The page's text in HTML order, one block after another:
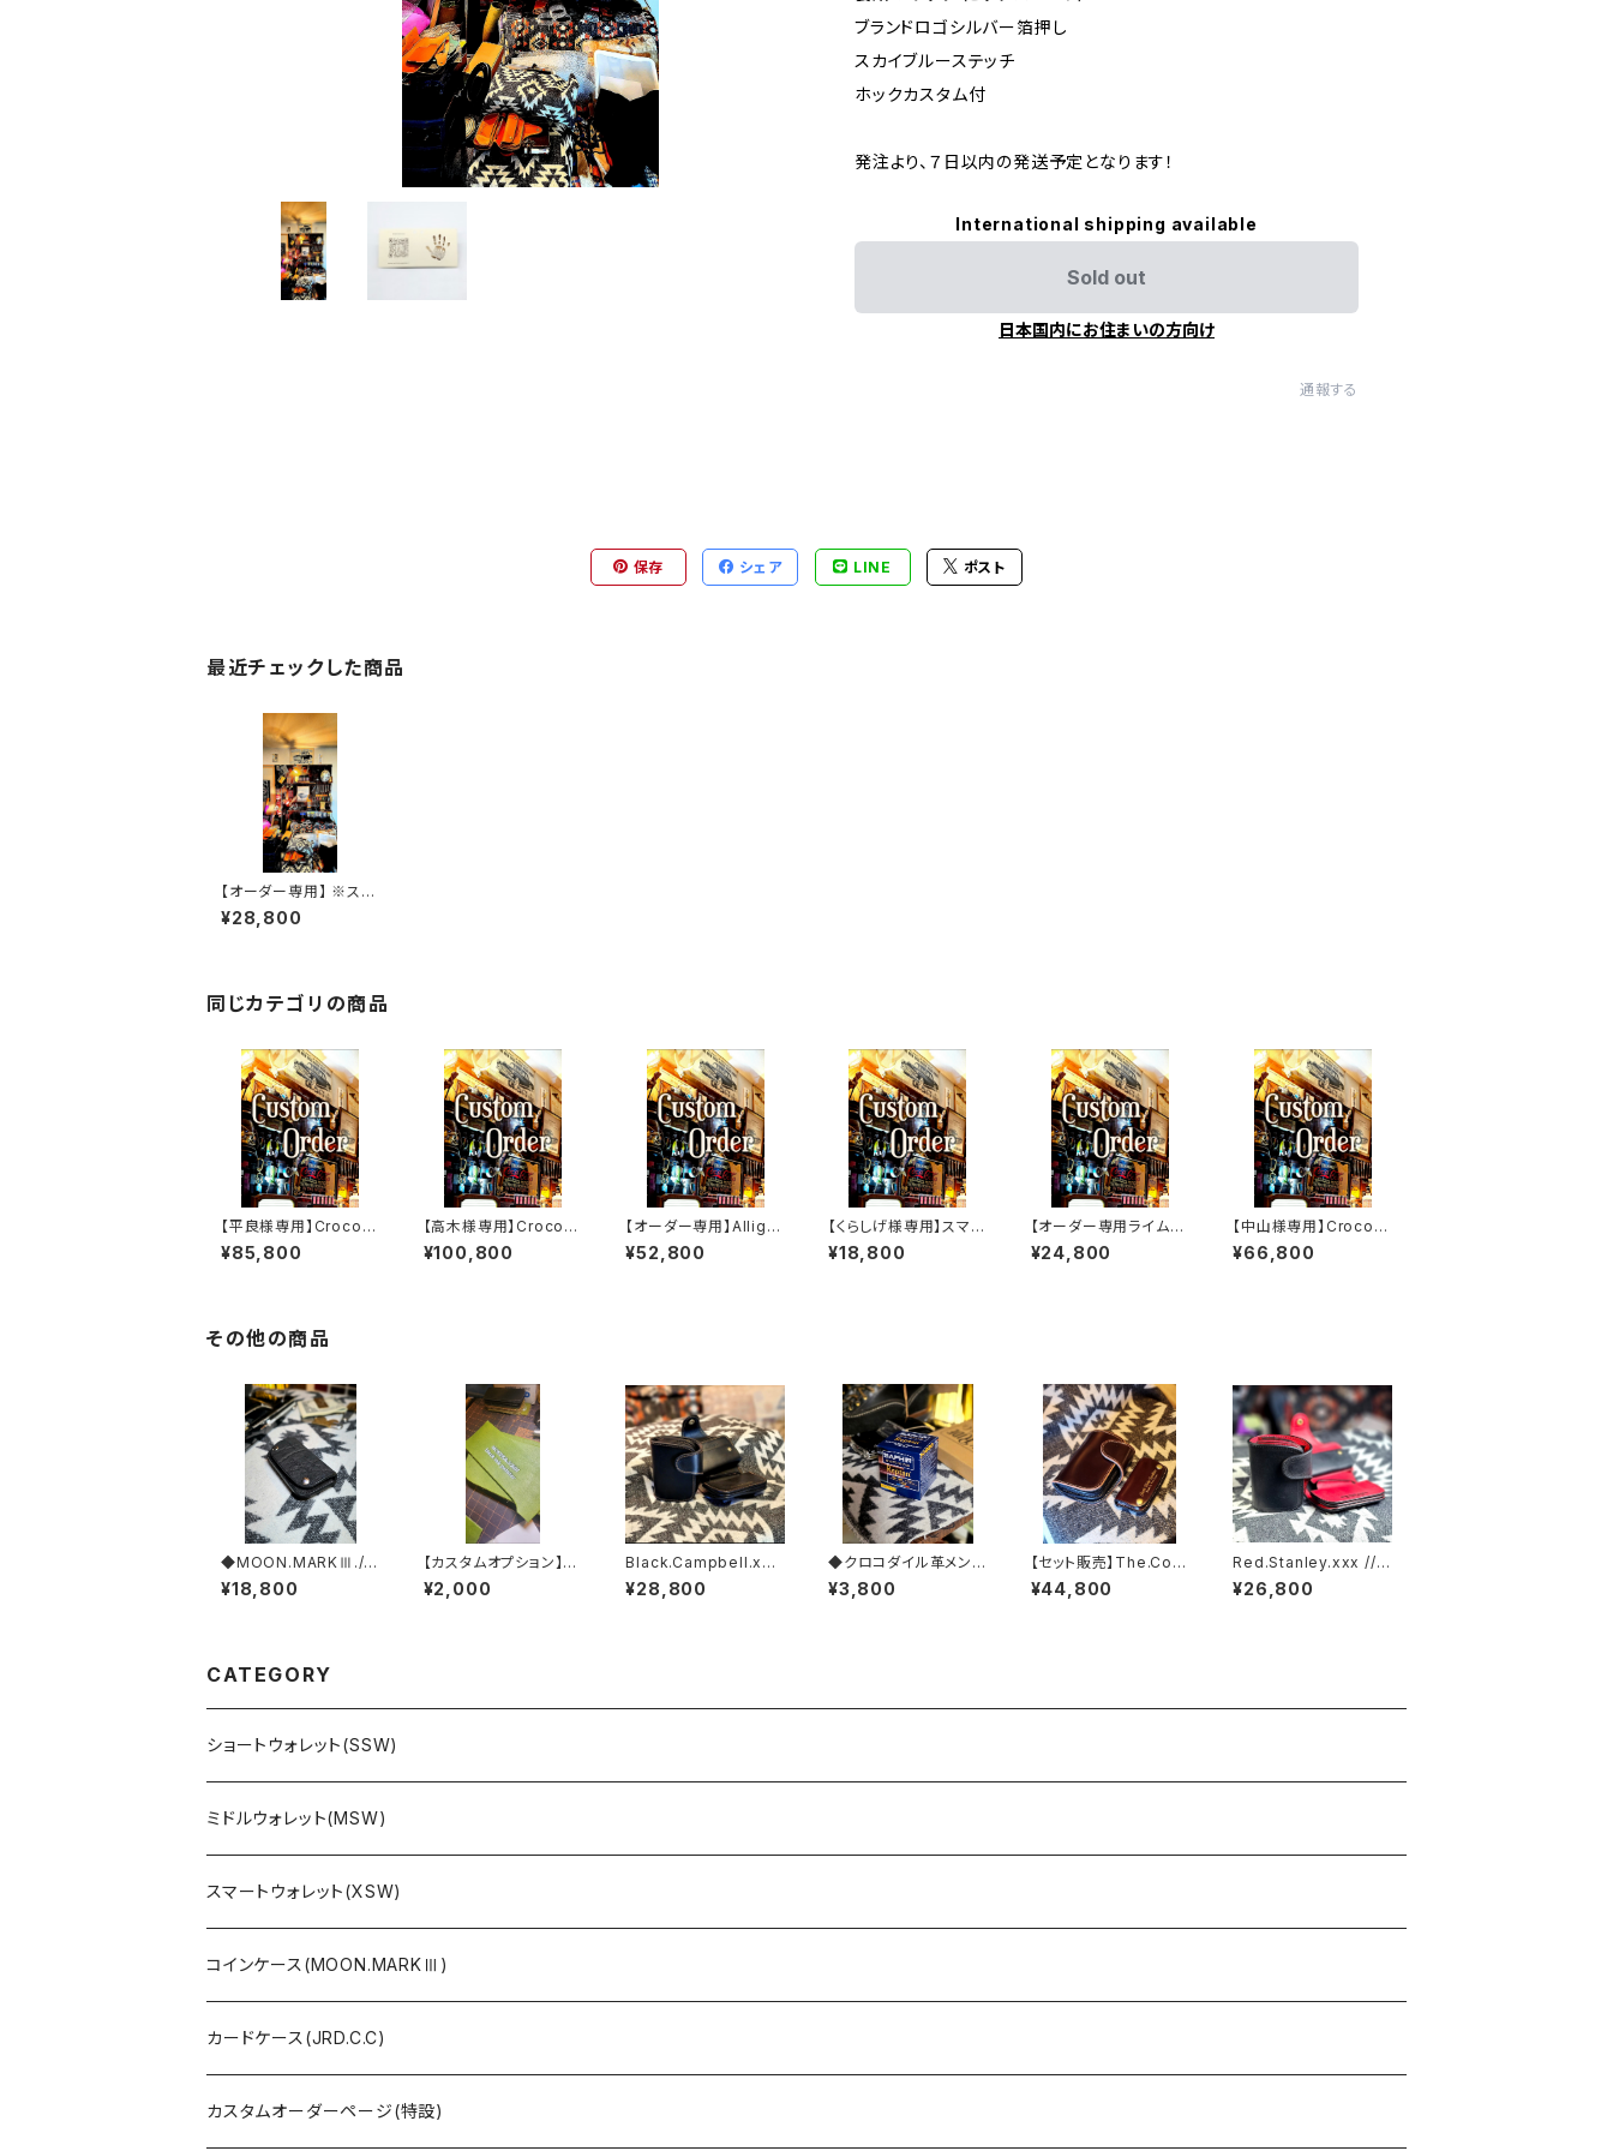
ブランドロゴシルバー箔押し
スカイブルーステッチ
ホックカスタム付
発注より、７日以内の発送予定となります！
International shipping available
Sold out
日本国内にお住まいの方向け
通報する
保存 シェア LINE ポスト
最近チェックした商品
【オーダー専用】 ※スカ
イブルークロコダイル J
RD.C.C
¥28,800
同じカテゴリの商品
【平良様専用】Crocodi
le.xxx.ORIENTAL-BL
UE.Edition// JACK.RI
¥85,800
【高木様専用】Crocodi
le.xxx."HIMARAYA".E
dition// JACK.RIDE.
¥100,800
【オーダー専用】Alligat
or.xxx.Peacock,Blu
e.Edition// JACK.RI
¥52,800
【くらしげ様専用】スマー
トウォレット
¥18,800
【オーダー専用ライム&
レッドSSW
¥24,800
【中山様専用】Crocodi
le.xxx.Edition// JAC
K.RIDE.SSW
¥66,800
その他の商品
◆MOON.MARKⅢ./El
ephant. Coin Case.
xxx. Black.Edition
¥18,800
【カスタムオプション】※
ネーム入れ加工
¥2,000
Black.Campbell.xxx
// JACK.RIDE.SSW
¥28,800
◆クロコダイル革メンテ
ナンス【レプタイルクリ
ーム】◆
¥3,800
【セット販売】The.Cord
ovan.xxx.Burgundy.
Edition// JACK.RIDE.
¥44,800
Red.Stanley.xxx // J
ACK.RIDE.SSW
¥26,800
CATEGORY
ショートウォレット(SSW)
ミドルウォレット(MSW)
スマートウォレット(XSW)
コインケース(MOON.MARKⅢ)
カードケース(JRD.C.C)
カスタムオーダーページ(特設)